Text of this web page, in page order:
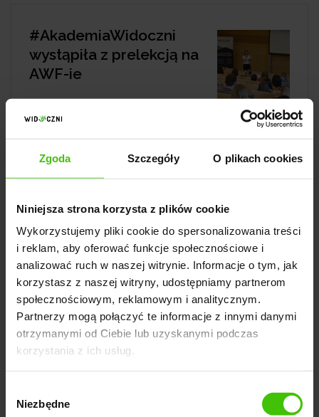
Zgoda Szczegóły O plikach cookies
Niniejsza strona korzysta z plików cookie
Wykorzystujemy pliki cookie do spersonalizowania treści
i reklam, aby oferować funkcje społecznościowe i
analizować ruch w naszej witrynie. Informacje o tym, jak
korzystasz z naszej witryny, udostępniamy partnerom
społecznościowym, reklamowym i analitycznym.
Partnerzy mogą połączyć te informacje z innymi danymi
otrzymanymi od Ciebie lub uzyskanymi podczas
korzystania z ich usług.
zgody
Niezbędne
#AkademiaWidoczni
wystąpiła z prelekcją na
AWF-ie
Widoczni wystąpią z
SEO w Katowicach
Oceń ten artykuł:
Agencja widoczni zaproszona do grona ekspertów!
Nikt jeszcze nie ocenił tego artykułu. Badź pierwszy